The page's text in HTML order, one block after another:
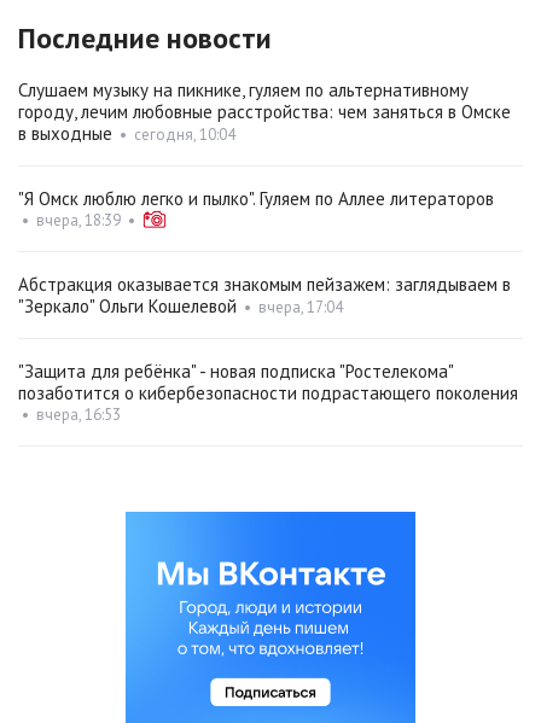
Последние новости
Слушаем музыку на пикнике, гуляем по альтернативному
городу, лечим любовные расстройства: чем заняться в Омске
в выходные • сегодня, 10:04
"Я Омск люблю легко и пылко". Гуляем по Аллее литераторов
• вчера, 18:39 •
Абстракция оказывается знакомым пейзажем: заглядываем в
"Зеркало" Ольги Кошелевой • вчера, 17:04
"Защита для ребёнка" - новая подписка "Ростелекома"
позаботится о кибербезопасности подрастающего поколения
• вчера, 16:53